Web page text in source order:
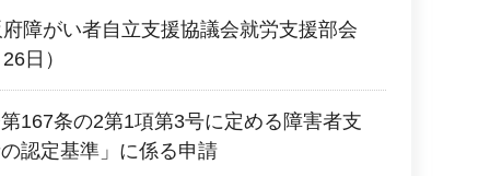
障がい者自立支援協議会就労支援部会
日）
167条の2第1項第3号に定める障害者支
認定基準」に係る申請